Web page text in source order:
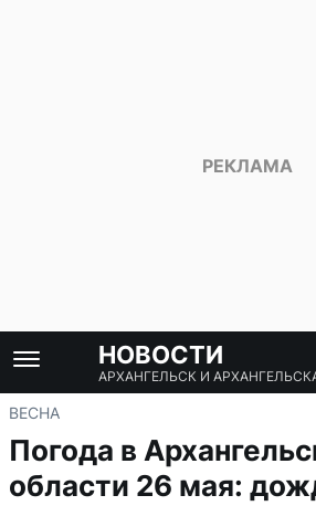
НОВОСТИ
АРХАНГЕЛЬСК И
ВЕСНА
Погода в
области 26 мая: